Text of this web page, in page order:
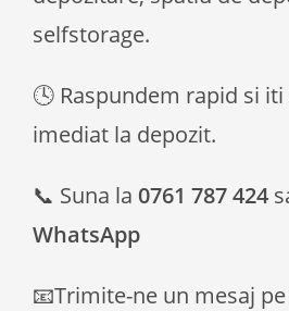
selfstorage.
🕓 Raspundem rapid si
imediat la depozit.
📞 Suna la 0761 787 424
WhatsApp
📧Trimite-ne un mesaj